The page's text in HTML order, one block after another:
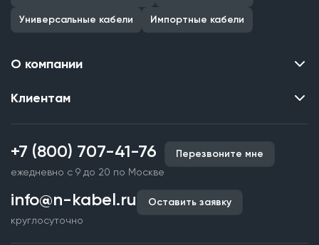
Универсальные кабели Импортные кабели
О компании
Контакты
Наши объекты
Партнерство
Документы и реквизиты
Клиентам
Производство кабельной продукции
Срочное изготовление
Оплата и доставка
Гарантия качества
+7 (800) 707-41-76
ежедневно с 9 до 20 по Москве
Перезвоните мне
info@n-kabel.ru
круглосуточно
Оставить заявку